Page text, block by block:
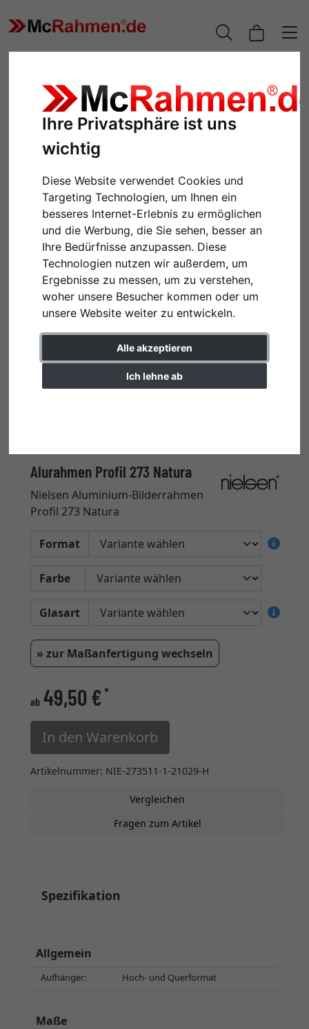
Ihre Privatsphäre ist uns
wichtig
Diese Website verwendet Cookies und
Targeting Technologien, um Ihnen ein
besseres Internet-Erlebnis zu ermöglichen
und die Werbung, die Sie sehen, besser an
Ihre Bedürfnisse anzupassen. Diese
Technologien nutzen wir außerdem, um
Ergebnisse zu messen, um zu verstehen,
woher unsere Besucher kommen oder um
unsere Website weiter zu entwickeln.
Alle akzeptieren
Ich lehne ab
Zurück
Alurahmen Profil 273 Natura
Nielsen Aluminium-Bilderrahmen
Profil 273 Natura
Format
Farbe
Glasart
» zur Maßanfertigung wechseln
ab 49,50 €*
In den Warenkorb
Artikelnummer: NIE-273511-1-21029-H
Vergleichen
Fragen zum Artikel
Spezifikation
Allgemein
Aufhänger: Hoch- und Querformat
Maße